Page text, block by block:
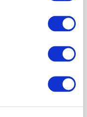
1190 RC8 WHITE 2010